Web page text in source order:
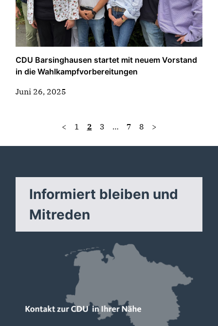
CDU Barsinghausen startet mit neuem Vorstand
in die Wahlkampfvorbereitungen
Juni 26, 2025
< 1 2 3 … 7 8 >
Informiert bleiben und
Mitreden